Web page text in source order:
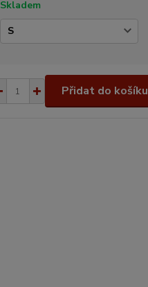
Skladem
Přidat do košíku